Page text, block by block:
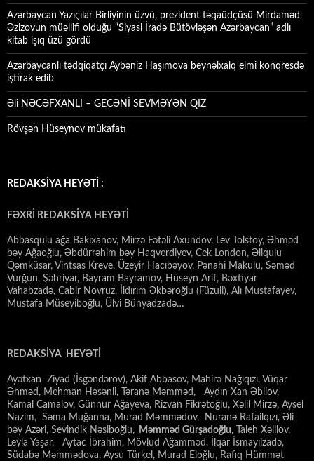
Azərbaycan Yazıçılar Birliyinin üzvü, prezident təqaüdçüsü Mirdaməd
Əzizovun müəllifi olduğu “Siyasi İradə Bütövləşən Azərbaycan” adlı
kitab işıq üzü gördü
Azərbaycanlı tədqiqatçı Aybəniz Haşımova beynəlxalq elmi konqresdə
iştirak edib
Əli NƏCƏFXANLI – GECƏNİ SEVMƏYƏN QIZ
Rövşən Hüseynov mükafatı
REDAKSİYA HEYƏTİ :
FƏXRİ REDAKSİYA HEYƏTİ
Abbasqulu ağa Bakıxanov, Mirzə Fətəli Axundov, Lev Tolstoy, Əhməd
bəy Ağaoğlu, Əbdürrəhim bəy Haqverdiyev, Cek London, Əliqulu
Qəmküsar, Vintsas Kreve, Üzeyir Hacıbəyov, Pənahi Makulu, Səməd
Vurğun, Şəhriyar, Bayram Bayramov, Hüseyn Arif, Bəxtiyar
Vahabzadə, Cabir Novruz, İldırım Əkbəroğlu (Füzuli), Alı Mustafayev,
Mustafa Müseyiboğlu, Ülvi Bünyadzadə…
REDAKSİYA HEYƏTİ
Ayətxan Ziyad (İsgəndərov), Akif Abbasov, Mahirə Nağıqızı, Vüqar
Əhməd, Mehman Həsənli, Təranə Məmməd, Aydın Xan Əbilov,
Kamal Camalov, Günnur Ağayeva, Rizvan Fikrətoğlu, Xəlil Mirzə, Aysel
Nazim, Səma Muğanna, Murad Məmmədov, Nuranə Rafailqızı, Əli
bəy Azəri, Sevindik Nəsiboğlu, Məmməd Gürşadoğlu, Taleh Xəlilov,
Leyla Yaşar, Aytac İbrahim, Mövlud Ağamməd, İlqar İsmayılzadə,
Südabə Məmmədova, Aysu Türkel, Murad Eloğlu, Rafiq Hümmət